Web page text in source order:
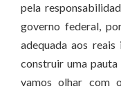
pela
governo federal,
adequada aos
construir uma
vamos olhar com